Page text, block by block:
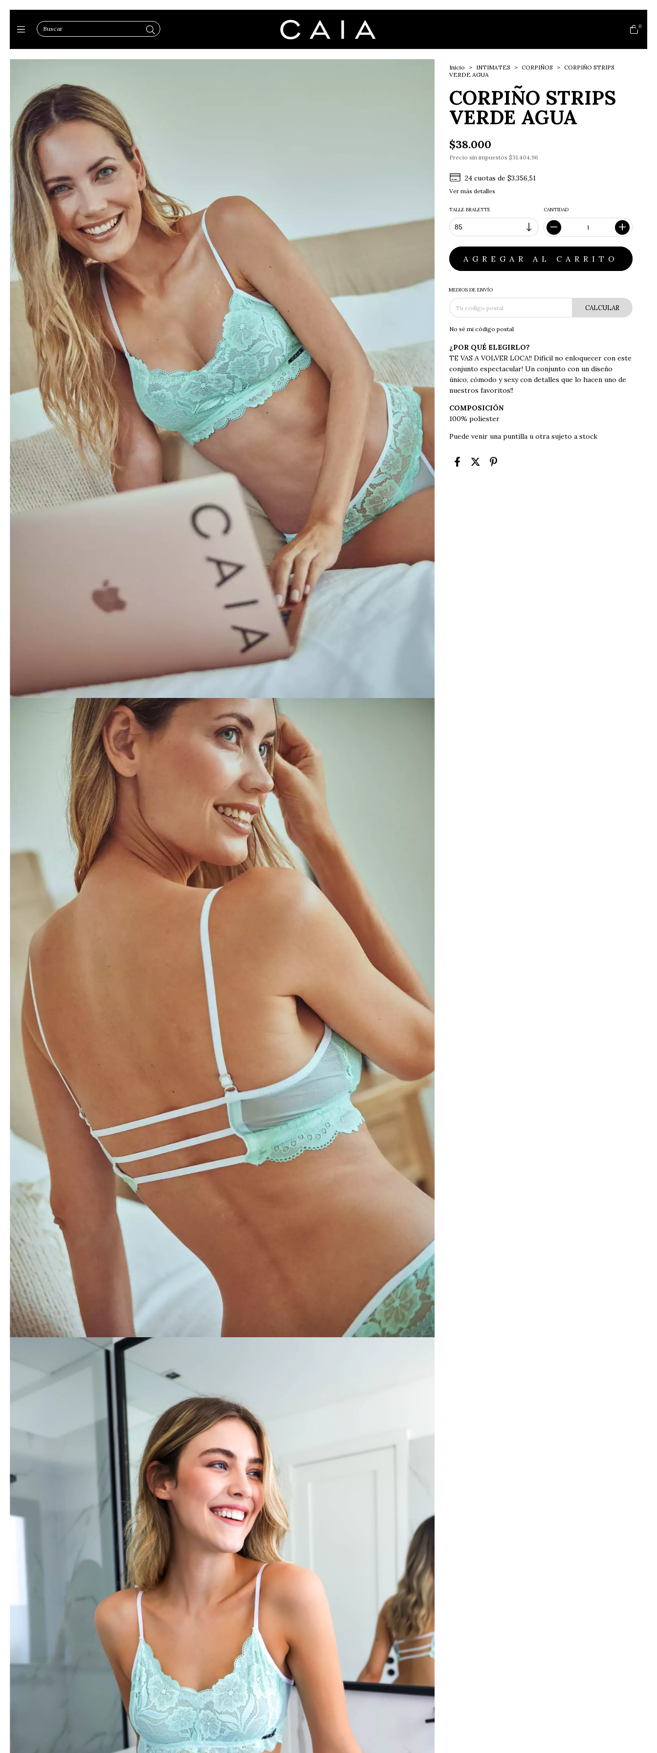
0
Inicio > INTIMATES > CORPIÑOS > CORPIÑO STRIPS
VERDE AGUA
CORPIÑO STRIPS
VERDE AGUA
$38.000
Precio sin impuestos$31.404,96
24 cuotas de $3.356,51
Ver más detalles
TALLE BRALETTE CANTIDAD
MEDIOS DE ENVÍO
CALCULAR
No sé mi código postal
¿POR QUÉ ELEGIRLO?
TE VAS A VOLVER LOCA!! Difícil no enloquecer con este
conjunto espectacular! Un conjunto con un diseño
único, cómodo y sexy con detalles que lo hacen uno de
nuestros favoritos!!
COMPOSICIÓN
100% poliester
Puede venir una puntilla u otra sujeto a stock